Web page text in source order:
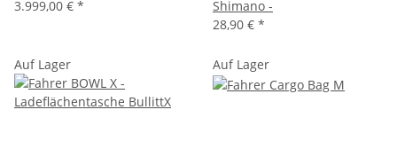
3.999,00 € *
Shimano -
28,90 € *
Auf Lager Auf Lager